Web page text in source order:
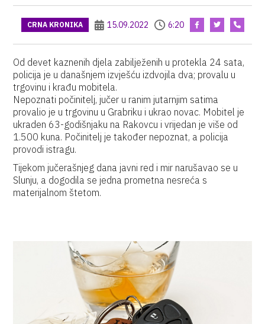
CRNA KRONIKA 15.09.2022 6:20
Od devet kaznenih djela zabilježenih u protekla 24 sata,
policija je u današnjem izvješću izdvojila dva; provalu u
trgovinu i krađu mobitela.
Nepoznati počinitelj, jučer u ranim jutarnjim satima
provalio je u trgovinu u Grabriku i ukrao novac. Mobitel je
ukraden 63-godišnjaku na Rakovcu i vrijedan je više od
1.500 kuna. Počinitelj je također nepoznat, a policija
provodi istragu.
Tijekom jučerašnjeg dana javni red i mir narušavao se u
Slunju, a dogodila se jedna prometna nesreća s
materijalnom štetom.